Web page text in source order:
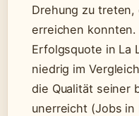
Drehung zu
erreichen
Erfolgsquote in La
niedrig im
die Qualität seiner
unerreicht (Jobs in